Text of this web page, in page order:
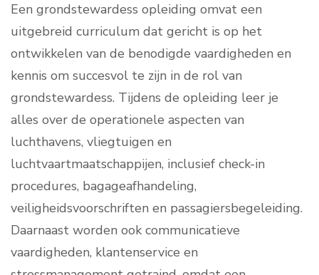
Een grondstewardess opleiding omvat een
uitgebreid curriculum dat gericht is op het
ontwikkelen van de benodigde vaardigheden en
kennis om succesvol te zijn in de rol van
grondstewardess. Tijdens de opleiding leer je
alles over de operationele aspecten van
luchthavens, vliegtuigen en
luchtvaartmaatschappijen, inclusief check-in
procedures, bagageafhandeling,
veiligheidsvoorschriften en passagiersbegeleiding.
Daarnaast worden ook communicatieve
vaardigheden, klantenservice en